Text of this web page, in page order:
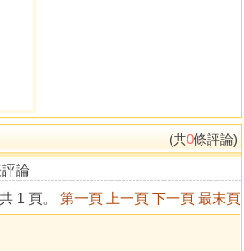
(共0條評論)
論
1 頁。 第一頁 上一頁 下一頁 最末頁